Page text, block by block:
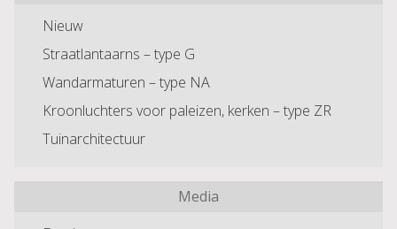
Nieuw
Straatlantaarns – type G
Wandarmaturen – type NA
Kroonluchters voor paleizen, kerken – type ZR
Tuinarchitectuur
Media